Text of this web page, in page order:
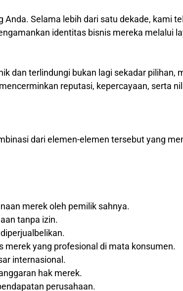
Selama lebih dari satu dekade, kami
identitas bisnis mereka melalui
dan terlindungi bukan lagi sekadar pilihan,
reputasi, kepercayaan, serta
dari elemen-elemen tersebut yang
merek oleh pemilik sahnya.
tanpa izin.
yang profesional di mata konsumen.
internasional.
hak merek.
perusahaan.